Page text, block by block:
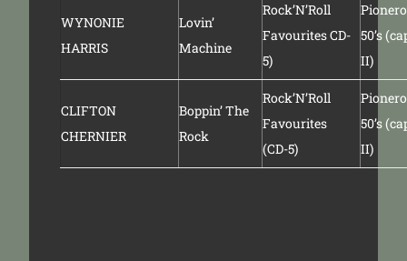
WYNONIE
HARRIS
Lovin’
Machine
Rock’N’Roll
Favourites CD-
5)
50’s
II)
CLIFTON
CHERNIER
Boppin’ The
Rock
Rock’N’Roll
Favourites
(CD-5)
50’s
II)